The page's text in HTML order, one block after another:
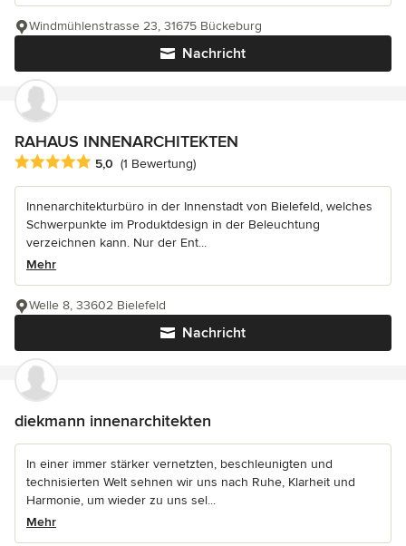
Nachricht
Windmühlenstrasse 23, 31675 Bückeburg
RAHAUS INNENARCHITEKTEN
Durchschnittliche Bewertung: 5 von 5 Sternen
5,0 (1 Bewertung)
Innenarchitekturbüro in der Innenstadt von Bielefeld, welches
Schwerpunkte im Produktdesign in der Beleuchtung
verzeichnen kann. Nur der Ent...
Mehr
Nachricht
Welle 8, 33602 Bielefeld
diekmann innenarchitekten
In einer immer stärker vernetzten, beschleunigten und
technisierten Welt sehnen wir uns nach Ruhe, Klarheit und
Harmonie, um wieder zu uns sel...
Mehr